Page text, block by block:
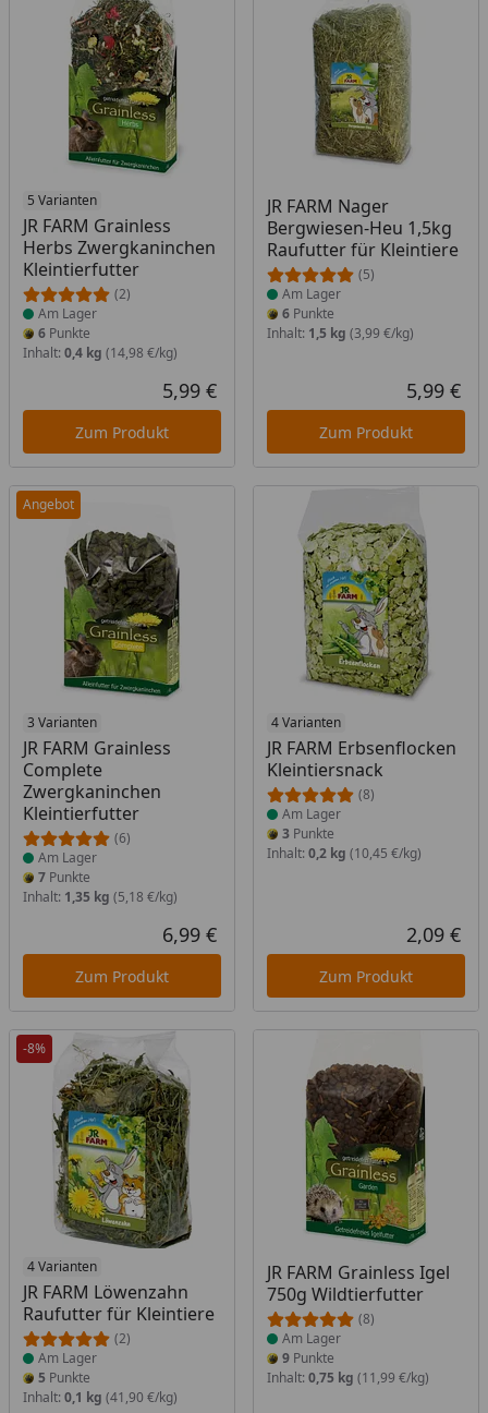
5 Varianten
JR FARM Grainless
Herbs Zwergkaninchen
Kleintierfutter
(2)
Produkt am Lager
Am Lager
6 Punkte
Inhalt: 0,4 kg (14,98 €/kg)
Aktueller Preis
5,99 €
Zum Produkt
JR FARM Nager
Bergwiesen-Heu 1,5kg
Raufutter für Kleintiere
(5)
Produkt am Lager
Am Lager
6Punkte
Inhalt: 1,5 kg (3,99 €/kg)
5,99 €
Zum Produkt
Angebot
3 Varianten
JR FARM Grainless
Complete
Zwergkaninchen
Kleintierfutter
(6)
Produkt am Lager
Am Lager
7 Punkte
Inhalt: 1,35 kg (5,18 €/kg)
Aktueller Preis
6,99 €
Zum Produkt
4 Varianten
JR FARM Erbsenflocken
Kleintiersnack
(8)
Produkt am Lager
Am Lager
3Punkte
Inhalt: 0,2 kg (10,45 €/kg)
2,09 €
Zum Produkt
-8%
4 Varianten
JR FARM Löwenzahn
Raufutter für Kleintiere
(2)
Produkt am Lager
Am Lager
5 Punkte
Inhalt: 0,1 kg (41,90 €/kg)
JR FARM Grainless Igel
750g Wildtierfutter
(8)
Produkt am Lager
Am Lager
9Punkte
Inhalt: 0,75 kg (11,99 €/kg)